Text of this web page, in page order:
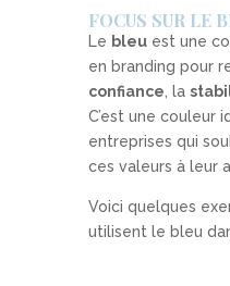
FOCUS SUR LE
Le bleuest une
en branding pour
confiance , la
C’est une couleur
entreprises qui
ces valeurs à leur
Voici quelques
utilisent le bleu